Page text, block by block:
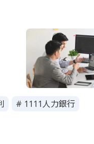
# 1111人力銀行